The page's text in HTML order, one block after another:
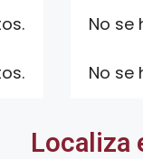
No se
No se
Localiza